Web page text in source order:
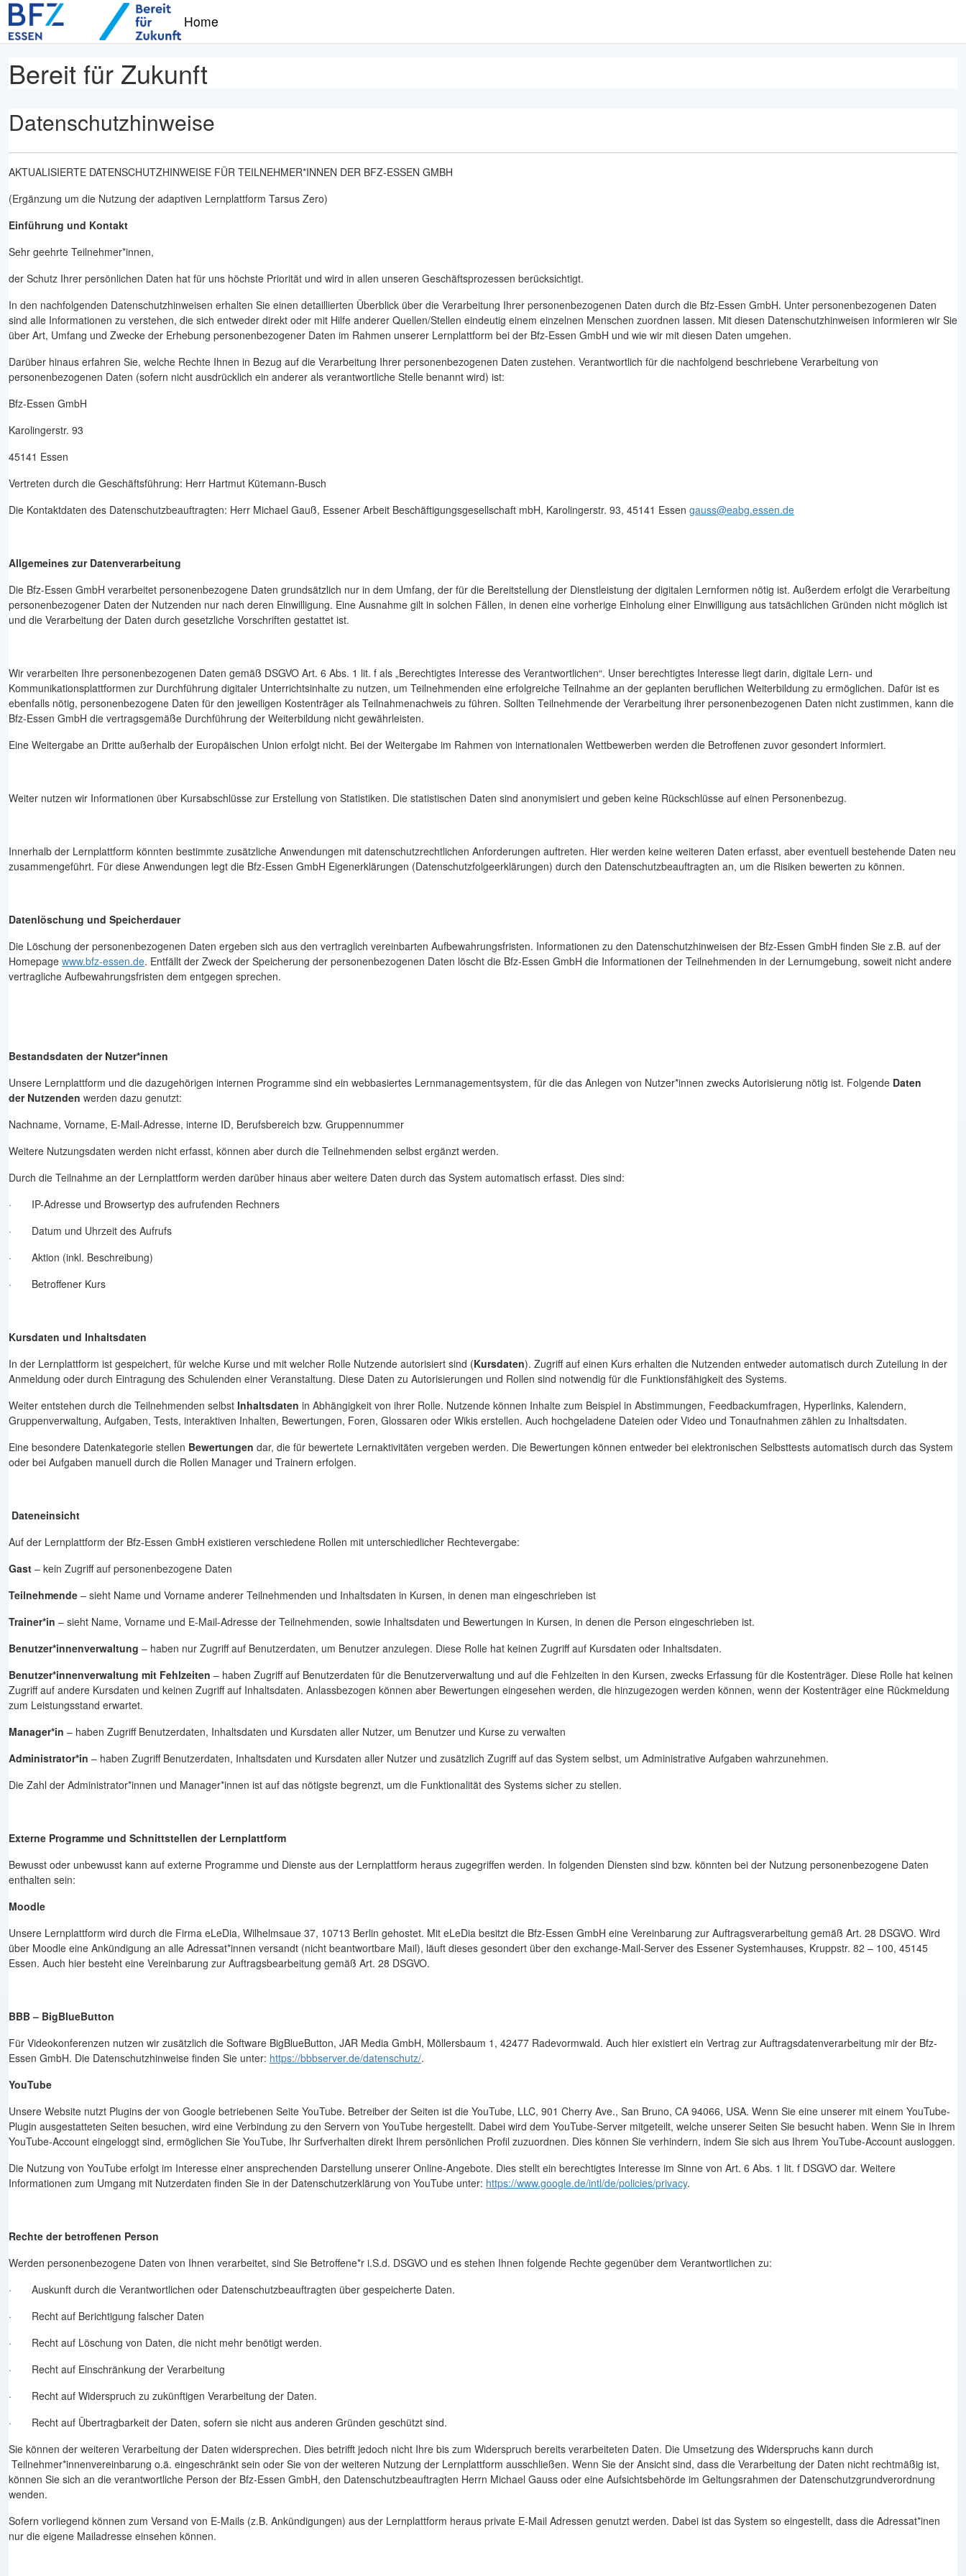
Zum Hauptinhalt
Home
Bereit für Zukunft
Datenschutzhinweise
AKTUALISIERTE DATENSCHUTZHINWEISE FÜR TEILNEHMER*INNEN DER BFZ-ESSEN GMBH
(Ergänzung um die Nutzung der adaptiven Lernplattform Tarsus Zero)
Einführung und Kontakt
Sehr geehrte Teilnehmer*innen,
der Schutz Ihrer persönlichen Daten hat für uns höchste Priorität und wird in allen unseren Geschäftsprozessen berücksichtigt.
In den nachfolgenden Datenschutzhinweisen erhalten Sie einen detaillierten Überblick über die Verarbeitung Ihrer personenbezogenen Daten durch die Bfz-Essen GmbH. Unter personenbezogenen Daten
sind alle Informationen zu verstehen, die sich entweder direkt oder mit Hilfe anderer Quellen/Stellen eindeutig einem einzelnen Menschen zuordnen lassen. Mit diesen Datenschutzhinweisen informieren wir Sie
über Art, Umfang und Zwecke der Erhebung personenbezogener Daten im Rahmen unserer Lernplattform bei der Bfz-Essen GmbH und wie wir mit diesen Daten umgehen.
Darüber hinaus erfahren Sie, welche Rechte Ihnen in Bezug auf die Verarbeitung Ihrer personenbezogenen Daten zustehen. Verantwortlich für die nachfolgend beschriebene Verarbeitung von
personenbezogenen Daten (sofern nicht ausdrücklich ein anderer als verantwortliche Stelle benannt wird) ist:
Bfz-Essen GmbH
Karolingerstr. 93
45141 Essen
Vertreten durch die Geschäftsführung: Herr Hartmut Kütemann-Busch
Die Kontaktdaten des Datenschutzbeauftragten: Herr Michael Gauß, Essener Arbeit Beschäftigungsgesellschaft mbH, Karolingerstr. 93, 45141 Essen gauss@eabg.essen.de
Allgemeines zur Datenverarbeitung
Die Bfz-Essen GmbH verarbeitet personenbezogene Daten grundsätzlich nur in dem Umfang, der für die Bereitstellung der Dienstleistung der digitalen Lernformen nötig ist. Außerdem erfolgt die Verarbeitung
personenbezogener Daten der Nutzenden nur nach deren Einwilligung. Eine Ausnahme gilt in solchen Fällen, in denen eine vorherige Einholung einer Einwilligung aus tatsächlichen Gründen nicht möglich ist
und die Verarbeitung der Daten durch gesetzliche Vorschriften gestattet ist.
Wir verarbeiten Ihre personenbezogenen Daten gemäß DSGVO Art. 6 Abs. 1 lit. f als „Berechtigtes Interesse des Verantwortlichen“. Unser berechtigtes Interesse liegt darin, digitale Lern- und
Kommunikationsplattformen zur Durchführung digitaler Unterrichtsinhalte zu nutzen, um Teilnehmenden eine erfolgreiche Teilnahme an der geplanten beruflichen Weiterbildung zu ermöglichen. Dafür ist es
ebenfalls nötig, personenbezogene Daten für den jeweiligen Kostenträger als Teilnahmenachweis zu führen. Sollten Teilnehmende der Verarbeitung ihrer personenbezogenen Daten nicht zustimmen, kann die
Bfz-Essen GmbH die vertragsgemäße Durchführung der Weiterbildung nicht gewährleisten.
Eine Weitergabe an Dritte außerhalb der Europäischen Union erfolgt nicht. Bei der Weitergabe im Rahmen von internationalen Wettbewerben werden die Betroffenen zuvor gesondert informiert.
Weiter nutzen wir Informationen über Kursabschlüsse zur Erstellung von Statistiken. Die statistischen Daten sind anonymisiert und geben keine Rückschlüsse auf einen Personenbezug.
Innerhalb der Lernplattform könnten bestimmte zusätzliche Anwendungen mit datenschutzrechtlichen Anforderungen auftreten. Hier werden keine weiteren Daten erfasst, aber eventuell bestehende Daten neu
zusammengeführt. Für diese Anwendungen legt die Bfz-Essen GmbH Eigenerklärungen (Datenschutzfolgeerklärungen) durch den Datenschutzbeauftragten an, um die Risiken bewerten zu können.
Datenlöschung und Speicherdauer
Die Löschung der personenbezogenen Daten ergeben sich aus den vertraglich vereinbarten Aufbewahrungsfristen. Informationen zu den Datenschutzhinweisen der Bfz-Essen GmbH finden Sie z.B. auf der
Homepage www.bfz-essen.de. Entfällt der Zweck der Speicherung der personenbezogenen Daten löscht die Bfz-Essen GmbH die Informationen der Teilnehmenden in der Lernumgebung, soweit nicht andere
vertragliche Aufbewahrungsfristen dem entgegen sprechen.
Bestandsdaten der Nutzer*innen
Unsere Lernplattform und die dazugehörigen internen Programme sind ein webbasiertes Lernmanagementsystem, für die das Anlegen von Nutzer*innen zwecks Autorisierung nötig ist. Folgende Daten
der Nutzenden werden dazu genutzt:
Nachname, Vorname, E-Mail-Adresse, interne ID, Berufsbereich bzw. Gruppennummer
Weitere Nutzungsdaten werden nicht erfasst, können aber durch die Teilnehmenden selbst ergänzt werden.
Durch die Teilnahme an der Lernplattform werden darüber hinaus aber weitere Daten durch das System automatisch erfasst. Dies sind:
· IP-Adresse und Browsertyp des aufrufenden Rechners
· Datum und Uhrzeit des Aufrufs
· Aktion (inkl. Beschreibung)
· Betroffener Kurs
Kursdaten und Inhaltsdaten
In der Lernplattform ist gespeichert, für welche Kurse und mit welcher Rolle Nutzende autorisiert sind (Kursdaten). Zugriff auf einen Kurs erhalten die Nutzenden entweder automatisch durch Zuteilung in der
Anmeldung oder durch Eintragung des Schulenden einer Veranstaltung. Diese Daten zu Autorisierungen und Rollen sind notwendig für die Funktionsfähigkeit des Systems.
Weiter entstehen durch die Teilnehmenden selbst Inhaltsdaten in Abhängigkeit von ihrer Rolle. Nutzende können Inhalte zum Beispiel in Abstimmungen, Feedbackumfragen, Hyperlinks, Kalendern,
Gruppenverwaltung, Aufgaben, Tests, interaktiven Inhalten, Bewertungen, Foren, Glossaren oder Wikis erstellen. Auch hochgeladene Dateien oder Video und Tonaufnahmen zählen zu Inhaltsdaten.
Eine besondere Datenkategorie stellen Bewertungen dar, die für bewertete Lernaktivitäten vergeben werden. Die Bewertungen können entweder bei elektronischen Selbsttests automatisch durch das System
oder bei Aufgaben manuell durch die Rollen Manager und Trainern erfolgen.
Dateneinsicht
Auf der Lernplattform der Bfz-Essen GmbH existieren verschiedene Rollen mit unterschiedlicher Rechtevergabe:
Gast – kein Zugriff auf personenbezogene Daten
Teilnehmende – sieht Name und Vorname anderer Teilnehmenden und Inhaltsdaten in Kursen, in denen man eingeschrieben ist
Trainer*in – sieht Name, Vorname und E-Mail-Adresse der Teilnehmenden, sowie Inhaltsdaten und Bewertungen in Kursen, in denen die Person eingeschrieben ist.
Benutzer*innenverwaltung – haben nur Zugriff auf Benutzerdaten, um Benutzer anzulegen. Diese Rolle hat keinen Zugriff auf Kursdaten oder Inhaltsdaten.
Benutzer*innenverwaltung mit Fehlzeiten – haben Zugriff auf Benutzerdaten für die Benutzerverwaltung und auf die Fehlzeiten in den Kursen, zwecks Erfassung für die Kostenträger. Diese Rolle hat keinen
Zugriff auf andere Kursdaten und keinen Zugriff auf Inhaltsdaten. Anlassbezogen können aber Bewertungen eingesehen werden, die hinzugezogen werden können, wenn der Kostenträger eine Rückmeldung
zum Leistungsstand erwartet.
Manager*in – haben Zugriff Benutzerdaten, Inhaltsdaten und Kursdaten aller Nutzer, um Benutzer und Kurse zu verwalten
Administrator*in – haben Zugriff Benutzerdaten, Inhaltsdaten und Kursdaten aller Nutzer und zusätzlich Zugriff auf das System selbst, um Administrative Aufgaben wahrzunehmen.
Die Zahl der Administrator*innen und Manager*innen ist auf das nötigste begrenzt, um die Funktionalität des Systems sicher zu stellen.
Externe Programme und Schnittstellen der Lernplattform
Bewusst oder unbewusst kann auf externe Programme und Dienste aus der Lernplattform heraus zugegriffen werden. In folgenden Diensten sind bzw. könnten bei der Nutzung personenbezogene Daten
enthalten sein:
Moodle
Unsere Lernplattform wird durch die Firma eLeDia, Wilhelmsaue 37, 10713 Berlin gehostet. Mit eLeDia besitzt die Bfz-Essen GmbH eine Vereinbarung zur Auftragsverarbeitung gemäß Art. 28 DSGVO. Wird
über Moodle eine Ankündigung an alle Adressat*innen versandt (nicht beantwortbare Mail), läuft dieses gesondert über den exchange-Mail-Server des Essener Systemhauses, Kruppstr. 82 – 100, 45145
Essen. Auch hier besteht eine Vereinbarung zur Auftragsbearbeitung gemäß Art. 28 DSGVO.
BBB – BigBlueButton
Für Videokonferenzen nutzen wir zusätzlich die Software BigBlueButton, JAR Media GmbH, Möllersbaum 1, 42477 Radevormwald. Auch hier existiert ein Vertrag zur Auftragsdatenverarbeitung mir der Bfz-
Essen GmbH. Die Datenschutzhinweise finden Sie unter: https://bbbserver.de/datenschutz/.
YouTube
Unsere Website nutzt Plugins der von Google betriebenen Seite YouTube. Betreiber der Seiten ist die YouTube, LLC, 901 Cherry Ave., San Bruno, CA 94066, USA. Wenn Sie eine unserer mit einem YouTube-
Plugin ausgestatteten Seiten besuchen, wird eine Verbindung zu den Servern von YouTube hergestellt. Dabei wird dem YouTube-Server mitgeteilt, welche unserer Seiten Sie besucht haben. Wenn Sie in Ihrem
YouTube-Account eingeloggt sind, ermöglichen Sie YouTube, Ihr Surfverhalten direkt Ihrem persönlichen Profil zuzuordnen. Dies können Sie verhindern, indem Sie sich aus Ihrem YouTube-Account ausloggen.
Die Nutzung von YouTube erfolgt im Interesse einer ansprechenden Darstellung unserer Online-Angebote. Dies stellt ein berechtigtes Interesse im Sinne von Art. 6 Abs. 1 lit. f DSGVO dar. Weitere
Informationen zum Umgang mit Nutzerdaten finden Sie in der Datenschutzerklärung von YouTube unter: https://www.google.de/intl/de/policies/privacy.
Rechte der betroffenen Person
Werden personenbezogene Daten von Ihnen verarbeitet, sind Sie Betroffene*r i.S.d. DSGVO und es stehen Ihnen folgende Rechte gegenüber dem Verantwortlichen zu:
· Auskunft durch die Verantwortlichen oder Datenschutzbeauftragten über gespeicherte Daten.
· Recht auf Berichtigung falscher Daten
· Recht auf Löschung von Daten, die nicht mehr benötigt werden.
· Recht auf Einschränkung der Verarbeitung
· Recht auf Widerspruch zu zukünftigen Verarbeitung der Daten.
· Recht auf Übertragbarkeit der Daten, sofern sie nicht aus anderen Gründen geschützt sind.
Sie können der weiteren Verarbeitung der Daten widersprechen. Dies betrifft jedoch nicht Ihre bis zum Widerspruch bereits verarbeiteten Daten. Die Umsetzung des Widerspruchs kann durch
Teilnehmer*innenvereinbarung o.ä. eingeschränkt sein oder Sie von der weiteren Nutzung der Lernplattform ausschließen. Wenn Sie der Ansicht sind, dass die Verarbeitung der Daten nicht rechtmäßig ist,
können Sie sich an die verantwortliche Person der Bfz-Essen GmbH, den Datenschutzbeauftragten Herrn Michael Gauss oder eine Aufsichtsbehörde im Geltungsrahmen der Datenschutzgrundverordnung
wenden.
Sofern vorliegend können zum Versand von E-Mails (z.B. Ankündigungen) aus der Lernplattform heraus private E-Mail Adressen genutzt werden. Dabei ist das System so eingestellt, dass die Adressat*inen
nur die eigene Mailadresse einsehen können.